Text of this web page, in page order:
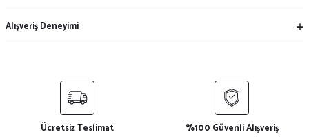
Alışveriş Deneyimi
Ücretsiz Teslimat %100 Güvenli Alışveriş